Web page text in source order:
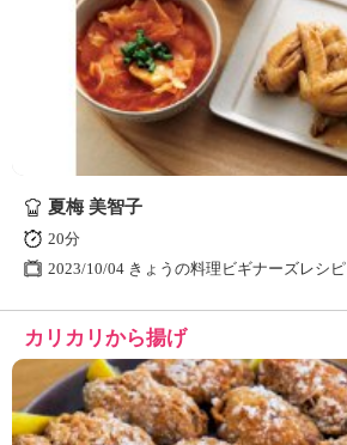
夏梅 美智子
20分
2023/10/04 きょうの料理ビギナーズレシピ
カリカリから揚げ